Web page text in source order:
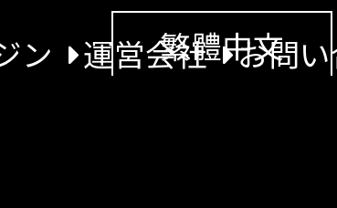
ン 運営会社 お問
繁體中文